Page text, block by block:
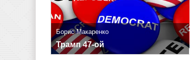
Борис Макаренко
Трамп 47-ой